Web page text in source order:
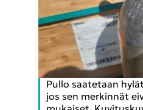
Pullo saa­te­taan
jos sen mer­kin­nät